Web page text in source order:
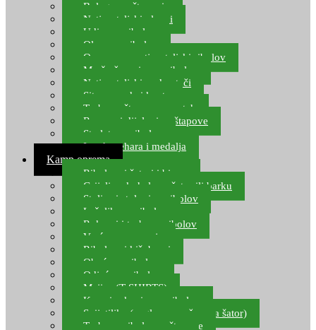
Bolognese štapovi
Natjecateljski plovci
Udice za ribolov
Olovo za ribolov
Oprema za natjecateljski ribolov
Mreže čuvarice za ribolov
Natjecateljski podmetači
Sito, posude i kante
Torbe za štapove – match
Rezervni dijelovi za štapove
Starlete za ribolov
Izrada pehara i medalja
Kamp oprema
Ribolovni šatori i bivvy
Grijalice, kuhala za šator ili barku
Stolice i stolovi za ribolov
Ležaljke za ribolov
Ruksaci i torbe za ribolov
Vreće za spavanje
Ribolovni kišobrani
Obuća za ribolov
Odjeća za ribolov
Majice (T-SHIRTS)
Kape i rukavice za ribolov
Svijetiljke (naglavne, ručne, za šator)
Torbe za ribolovne štapove